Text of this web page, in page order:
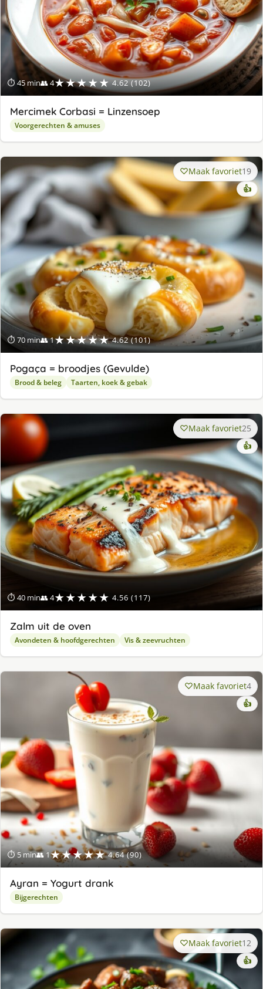
⏱ 45 min👥 4★★★★★ 4.62 (102)
Mercimek Corbasi = Linzensoep
Voorgerechten & amuses
⏱ 70 min👥 1★★★★★ 4.62 (101)
Maak favoriet19
👍
Pogaça = broodjes (Gevulde)
Brood & beleg Taarten, koek & gebak
⏱ 40 min👥 4★★★★★ 4.56 (117)
Maak favoriet25
👍
Zalm uit de oven
Avondeten & hoofdgerechten Vis & zeevruchten
⏱ 5 min👥 1★★★★★ 4.64 (90)
Maak favoriet4
👍
Ayran = Yogurt drank
Bijgerechten
Maak favoriet12
👍